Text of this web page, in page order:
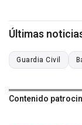
Últimas
Guardia Civil
Contenido